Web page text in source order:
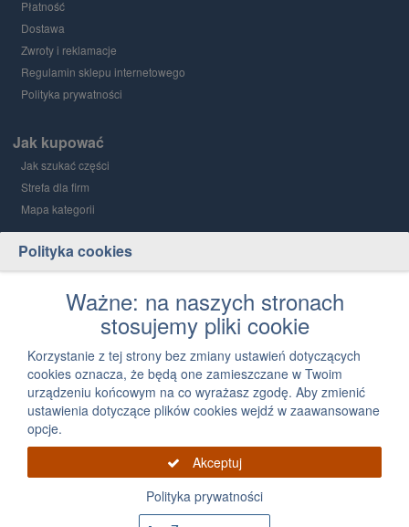
Polityka cookies
Ważne: na naszych stronach
stosujemy pliki cookie
Korzystanie z tej strony bez zmiany ustawień dotyczących
cookies oznacza, że będą one zamieszczane w Twoim
urządzeniu końcowym na co wyrażasz zgodę. Aby zmienić
ustawienia dotyczące plików cookies wejdź w zaawansowane
opcje.
Akceptuj
Polityka prywatności
Płatność
Dostawa
Zwroty i reklamacje
Regulamin sklepu internetowego
Polityka prywatności
Jak kupować
Jak szukać części
Strefa dla firm
Mapa kategorii
Grupa PGD i Holding 1
12 300 03 05
Napisz, jak możemy Ci pomóc
Grupa PGD 2026 Wszystkie prawa zastrzeżone, powielanie informacji zawartych na